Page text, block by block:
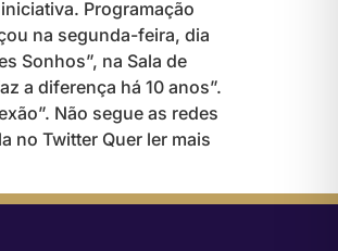
Programação
na segunda-feira, dia
Sonhos”, na Sala de
a diferença há 10 anos”.
Não segue as redes
no Twitter Quer ler mais